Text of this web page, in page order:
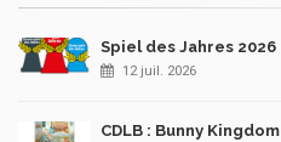
Spiel des Jahres
12 juil. 2026
CDLB : Bunny